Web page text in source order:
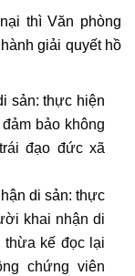
thì Văn phòng
giải quyết hồ
sản: thực hiện
bảo không
đạo đức xã
di sản: thực
khai nhận di
thừa kế đọc lại
chứng viên